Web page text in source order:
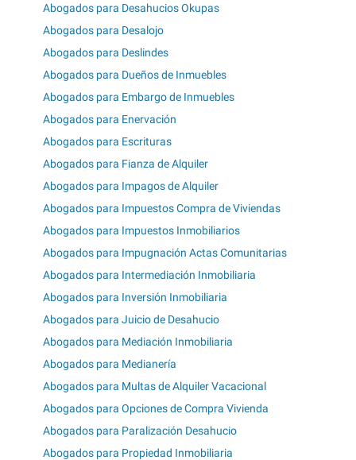
Abogados para Desahucios Okupas
Abogados para Desalojo
Abogados para Deslindes
Abogados para Dueños de Inmuebles
Abogados para Embargo de Inmuebles
Abogados para Enervación
Abogados para Escrituras
Abogados para Fianza de Alquiler
Abogados para Impagos de Alquiler
Abogados para Impuestos Compra de Viviendas
Abogados para Impuestos Inmobiliarios
Abogados para Impugnación Actas Comunitarias
Abogados para Intermediación Inmobiliaria
Abogados para Inversión Inmobiliaria
Abogados para Juicio de Desahucio
Abogados para Mediación Inmobiliaria
Abogados para Medianería
Abogados para Multas de Alquiler Vacacional
Abogados para Opciones de Compra Vivienda
Abogados para Paralización Desahucio
Abogados para Propiedad Inmobiliaria